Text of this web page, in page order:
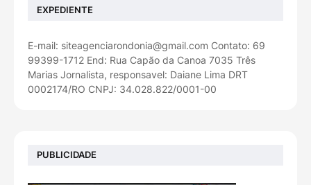
EXPEDIENTE
E-mail: siteagenciarondonia@gmail.com Contato: 69
99399-1712 End: Rua Capão da Canoa 7035 Três
Marias Jornalista, responsavel: Daiane Lima DRT
0002174/RO CNPJ: 34.028.822/0001-00
PUBLICIDADE